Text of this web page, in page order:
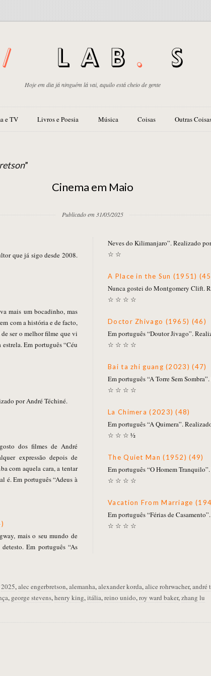
Hoje em dia já ninguém lá vai, aquilo está cheio de gente
e TV Livros e Poesia Música Coisas Outras
”
Cinema em Maio
Publicado em 31/05/2025
que já sigo desde 2008.
mais um bocadinho, mas
com a história e de facto,
de ser o melhor filme que vi
Em português “Céu
por André Téchiné.
dos filmes de André
expressão depois de
com aquela cara, a tentar
é. Em português “Adeus à
mais o seu mundo de
Em português “As
Neves do Kilimanjaro”. Realizado
☆ ☆
A Place in the Sun (1951)
Nunca gostei do Montgomery Clift.
☆ ☆ ☆ ☆
Doctor Zhivago (1965) (46)
Em português “Doutor Jivago”.
☆ ☆ ☆ ☆
Bai ta zhi guang (2023) (47)
Em português “A Torre Sem
☆ ☆ ☆ ☆
La Chimera (2023) (48)
Em português “A Quimera”.
☆ ☆ ☆ ½
The Quiet Man (1952) (49)
Em português “O Homem
☆ ☆ ☆ ☆
Vacation From Marriage
Em português “Férias de
☆ ☆ ☆ ☆
2025,alec engerbretson,alemanha,alexander korda,alice rohrwacher,andré
, george stevens,henry king,itália,reino unido,roy ward baker,zhang lu